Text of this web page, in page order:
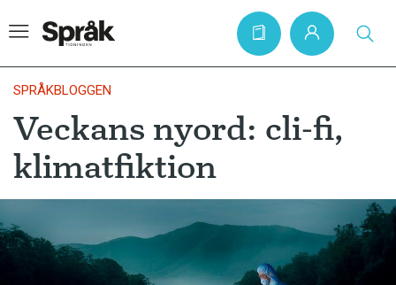
Hem
Artiklar
Språkfrågor
Skrivtips
SPRÅKBLOGGEN
Veckans nyord: cli-fi,
klimatfiktion